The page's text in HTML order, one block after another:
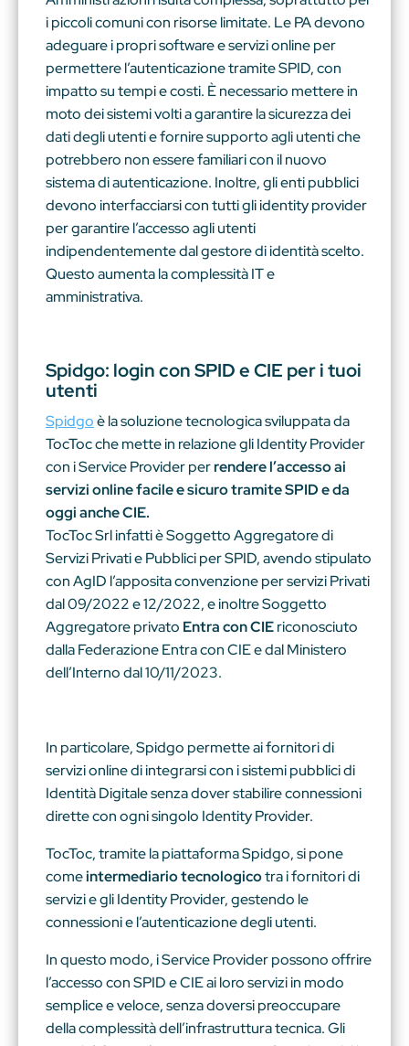
i piccoli comuni con risorse limitate. Le PA devono
adeguare i propri software e servizi online per
permettere l’autenticazione tramite SPID, con
impatto su tempi e costi. È necessario mettere in
moto dei sistemi volti a garantire la sicurezza dei
dati degli utenti e fornire supporto agli utenti che
potrebbero non essere familiari con il nuovo
sistema di autenticazione. Inoltre, gli enti pubblici
devono interfacciarsi con tutti gli identity provider
per garantire l’accesso agli utenti
indipendentemente dal gestore di identità scelto.
Questo aumenta la complessità IT e
amministrativa.
Spidgo: login con SPID e CIE per i tuoi
utenti
Spidgoè la soluzione tecnologica sviluppata da
TocToc che mette in relazione gli Identity Provider
con i Service Provider perrendere l’accesso ai
servizi online facile e sicuro tramite SPID e da
oggi anche CIE.
TocToc Srl infatti è Soggetto Aggregatore di
Servizi Privati e Pubblici perSPID,avendo stipulato
con AgID l’apposita convenzione per servizi Privati
dal 09/2022 e 12/2022, e inoltre Soggetto
Aggregatore privato Entra con CIEriconosciuto
dalla Federazione Entra con CIE e dal Ministero
dell’Interno dal 10/11/2023.
In particolare, Spidgo permette ai fornitori di
servizi online di integrarsi con i sistemi pubblici di
Identità Digitale senza dover stabilire connessioni
dirette con ogni singolo Identity Provider.
TocToc, tramite la piattaforma Spidgo, si pone
comeintermediario tecnologicotra i fornitori di
servizi e gli Identity Provider, gestendo le
connessioni e l’autenticazione degli utenti.
In questo modo, i Service Provider possono offrire
l’accesso con SPID e CIE ai loro servizi in modo
semplice e veloce, senza doversi preoccupare
della complessità dell’infrastruttura tecnica. Gli